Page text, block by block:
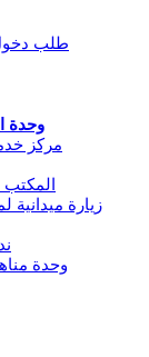
طلب دخول
وحدة
مركز
زيارة
وحدة